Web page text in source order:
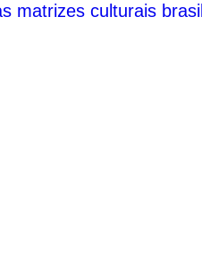
matrizes culturais